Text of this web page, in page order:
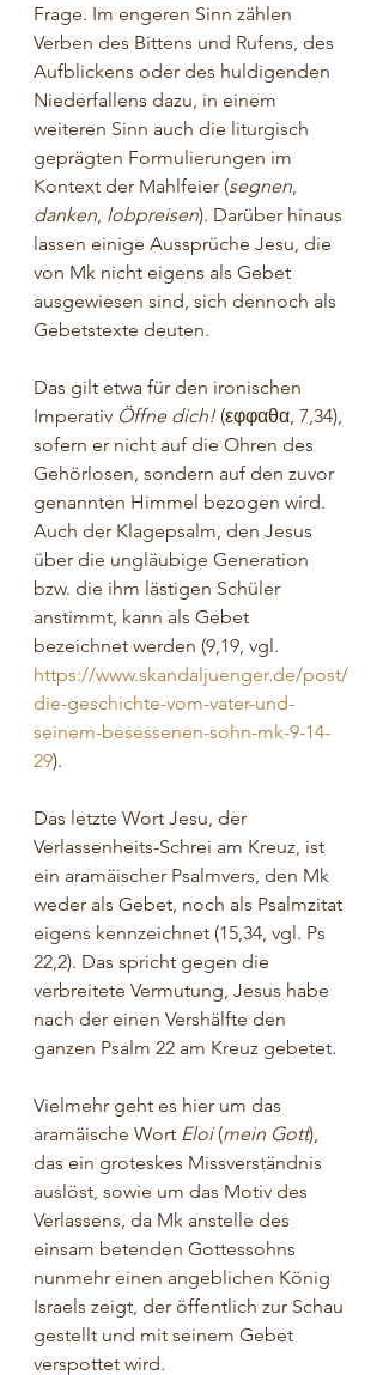
Frage. Im engeren Sinn zählen
Verben des Bittens und Rufens, des
Aufblickens oder des huldigenden
Niederfallens dazu, in einem
weiteren Sinn auch die liturgisch
geprägten Formulierungen im
Kontext der Mahlfeier (segnen,
danken, lobpreisen). Darüber hinaus
lassen einige Aussprüche Jesu, die
von Mk nicht eigens als Gebet
ausgewiesen sind, sich dennoch als
Gebetstexte deuten.
Das gilt etwa für den ironischen
Imperativ Öffne dich! (εφφαθα, 7,34),
sofern er nicht auf die Ohren des
Gehörlosen, sondern auf den zuvor
genannten Himmel bezogen wird.
Auch der Klagepsalm, den Jesus
über die ungläubige Generation
bzw. die ihm lästigen Schüler
anstimmt, kann als Gebet
bezeichnet werden (9,19, vgl.
https://www.skandaljuenger.de/post/
die-geschichte-vom-vater-und-
seinem-besessenen-sohn-mk-9-14-
29).
Das letzte Wort Jesu, der
Verlassenheits-Schrei am Kreuz, ist
ein aramäischer Psalmvers, den Mk
weder als Gebet, noch als Psalmzitat
eigens kennzeichnet (15,34, vgl. Ps
22,2). Das spricht gegen die
verbreitete Vermutung, Jesus habe
nach der einen Vershälfte den
ganzen Psalm 22 am Kreuz gebetet.
Vielmehr geht es hier um das
aramäische Wort Eloi (mein Gott),
das ein groteskes Missverständnis
auslöst, sowie um das Motiv des
Verlassens, da Mk anstelle des
einsam betenden Gottessohns
nunmehr einen angeblichen König
Israels zeigt, der öffentlich zur Schau
gestellt und mit seinem Gebet
verspottet wird.